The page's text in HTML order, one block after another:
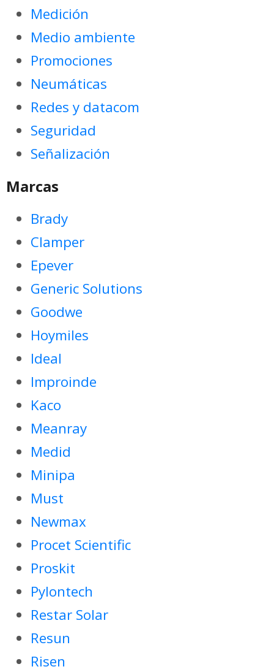
Medición
Medio ambiente
Promociones
Neumáticas
Redes y datacom
Seguridad
Señalización
Marcas
Brady
Clamper
Epever
Generic Solutions
Goodwe
Hoymiles
Ideal
Improinde
Kaco
Meanray
Medid
Minipa
Must
Newmax
Procet Scientific
Proskit
Pylontech
Restar Solar
Resun
Risen